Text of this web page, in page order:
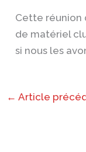
Cette réunion
de matériel
si nous les
← Article